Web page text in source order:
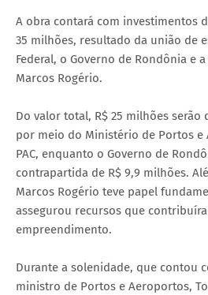
A obra contará com investimentos
35 milhões, resultado da união de
Federal, o Governo de Rondônia e
Marcos Rogério.
Do valor total, R$ 25 milhões serão
por meio do Ministério de Portos e
PAC, enquanto o Governo de
contrapartida de R$ 9,9 milhões.
Marcos Rogério teve papel
assegurou recursos que
empreendimento.
Durante a solenidade, que contou
ministro de Portos e Aeroportos,